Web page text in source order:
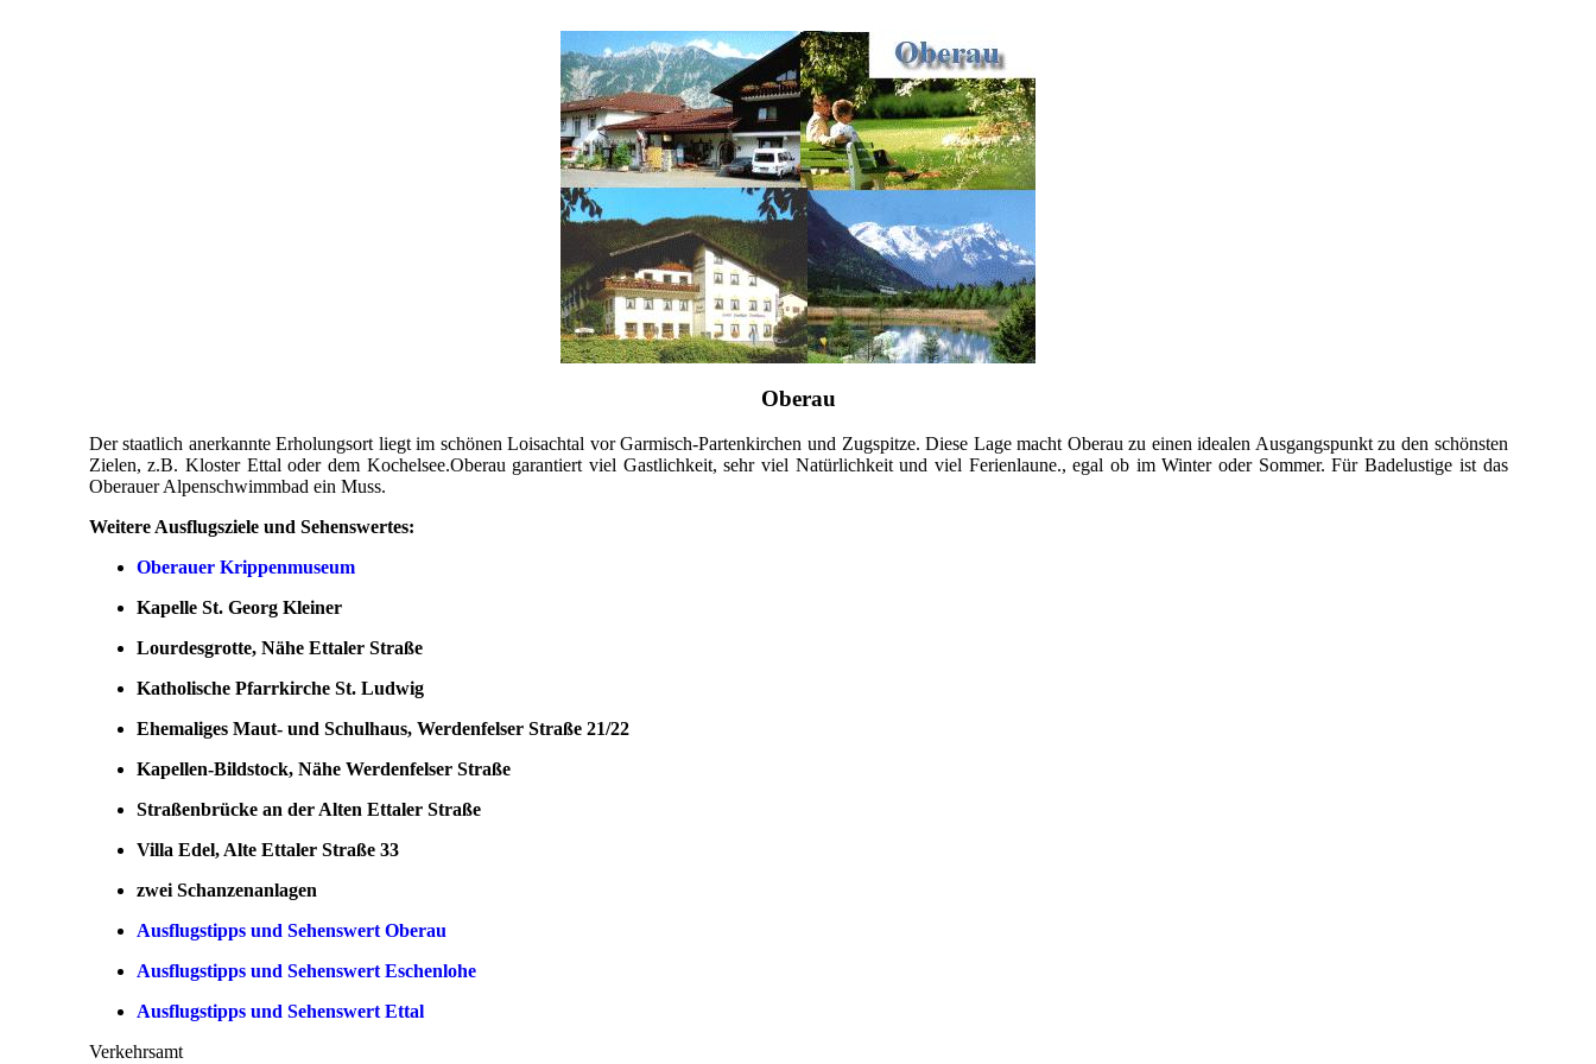
Oberau
Der staatlich anerkannte Erholungsort liegt im schönen Loisachtal vor Garmisch-Partenkirchen und Zugspitze. Diese Lage macht Oberau zu einen idealen Ausgangspunkt zu den schönsten
Zielen, z.B. Kloster Ettal oder dem Kochelsee.Oberau garantiert viel Gastlichkeit, sehr viel Natürlichkeit und viel Ferienlaune., egal ob im Winter oder Sommer. Für Badelustige ist das
Oberauer Alpenschwimmbad ein Muss.
Weitere Ausflugsziele und Sehenswertes:
Oberauer Krippenmuseum
Kapelle St. Georg Kleiner
Lourdesgrotte, Nähe Ettaler Straße
Katholische Pfarrkirche St. Ludwig
Ehemaliges Maut- und Schulhaus, Werdenfelser Straße 21/22
Kapellen-Bildstock, Nähe Werdenfelser Straße
Straßenbrücke an der Alten Ettaler Straße
Villa Edel, Alte Ettaler Straße 33
zwei Schanzenanlagen
Ausflugstipps und Sehenswert Oberau
Ausflugstipps und Sehenswert Eschenlohe
Ausflugstipps und Sehenswert Ettal
Verkehrsamt